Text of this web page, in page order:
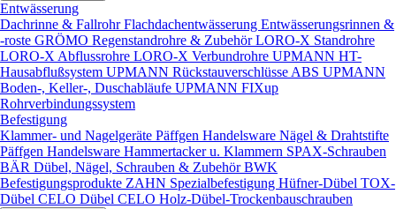
Entwässerung
Dachrinne & FallrohrFlachdachentwässerung Entwässerungsrinnen &
-roste GRÖMO Regenstandrohre & ZubehörLORO-X Standrohre
LORO-X Abflussrohre LORO-X Verbundrohre UPMANN HT-
Hausabflußsystem UPMANN Rückstauverschlüsse ABS UPMANN
Boden-, Keller-, Duschabläufe UPMANN FIXup
Rohrverbindungssystem
Befestigung
Klammer- und Nagelgeräte Päffgen Handelsware Nägel & Drahtstifte
Päffgen Handelsware Hammertacker u. Klammern SPAX-Schrauben
BÄR Dübel, Nägel, Schrauben & ZubehörBWK
Befestigungsprodukte ZAHN Spezialbefestigung Hüfner-Dübel TOX-
Dübel CELO Dübel CELO Holz-Dübel-Trockenbauschrauben